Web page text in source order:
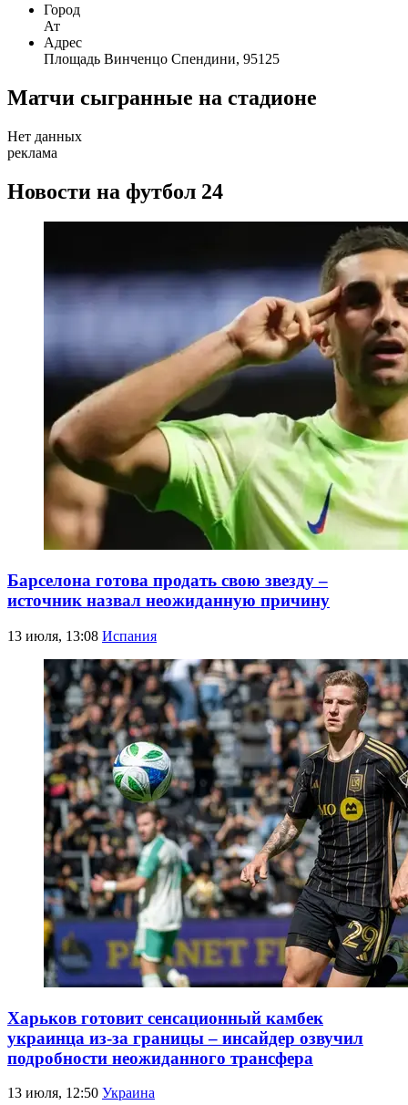
Город
Ат
Адрес
Площадь Винченцо Спендини, 95125
Матчи сыгранные на стадионе
Нет данных
реклама
Новости на футбол 24
Барселона готова продать свою звезду –
источник назвал неожиданную причину
13 июля, 13:08 Испания
Харьков готовит сенсационный камбек
украинца из-за границы – инсайдер озвучил
подробности неожиданного трансфера
13 июля, 12:50 Украина